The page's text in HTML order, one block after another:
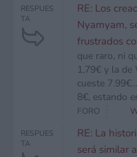
RESPUES
TA
RE: Los
Nyamyam,
frustrados
que raro, ni
1,79€ y la de
cueste
8€, estando
FORO
RESPUES
TA
RE: La
será similar